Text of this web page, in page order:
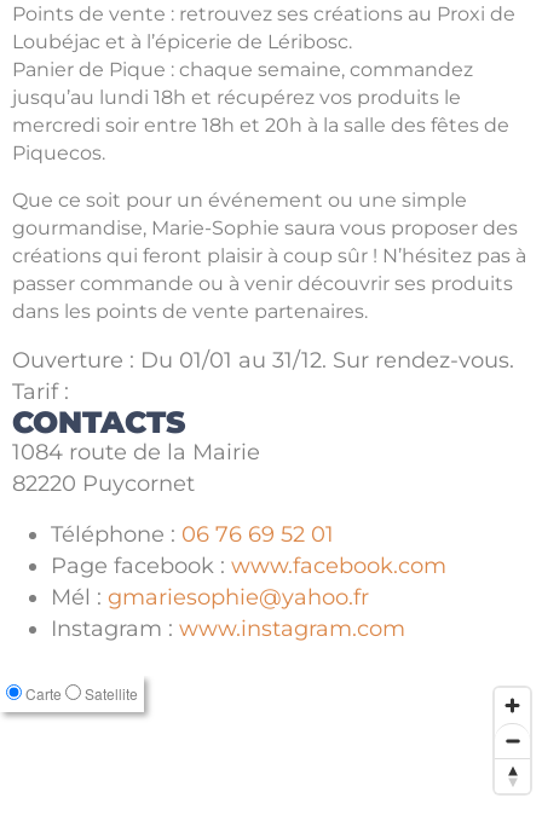
Points de vente : retrouvez ses créations au Proxi de
Loubéjac et à l’épicerie de Léribosc.
Panier de Pique : chaque semaine, commandez
jusqu’au lundi 18h et récupérez vos produits le
mercredi soir entre 18h et 20h à la salle des fêtes de
Piquecos.
Que ce soit pour un événement ou une simple
gourmandise, Marie-Sophie saura vous proposer des
créations qui feront plaisir à coup sûr ! N’hésitez pas à
passer commande ou à venir découvrir ses produits
dans les points de vente partenaires.
Ouverture : Du 01/01 au 31/12. Sur rendez-vous.
Tarif :
CONTACTS
1084 route de la Mairie
82220 Puycornet
Téléphone : 06 76 69 52 01
Page facebook : www.facebook.com
Mél : gmariesophie@yahoo.fr
Instagram : www.instagram.com
Carte Satellite